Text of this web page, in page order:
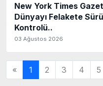
New York Times
Dünyayı Felakete
Kontrolü..
03 Ağustos 2026
« 1 2 3 4 5